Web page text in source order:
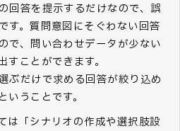
回答を提示するだけなので、誤
す。質問意図にそぐわない回答
で、問い合わせデータが少ない
ことができます。
ぶだけで求める回答が絞り込め
うことです。
は「シナリオの作成や選択肢設